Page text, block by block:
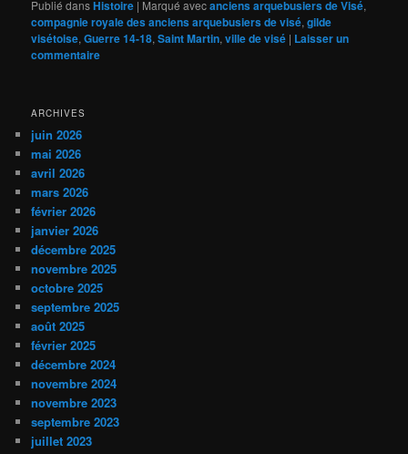
Publié dansHistoire | Marqué avecanciens arquebusiers de Visé,
compagnie royale des anciens arquebusiers de visé,gilde
visétoise,Guerre 14-18,Saint Martin,ville de visé | Laisser un
commentaire
ARCHIVES
juin 2026
mai 2026
avril 2026
mars 2026
février 2026
janvier 2026
décembre 2025
novembre 2025
octobre 2025
septembre 2025
août 2025
février 2025
décembre 2024
novembre 2024
novembre 2023
septembre 2023
juillet 2023